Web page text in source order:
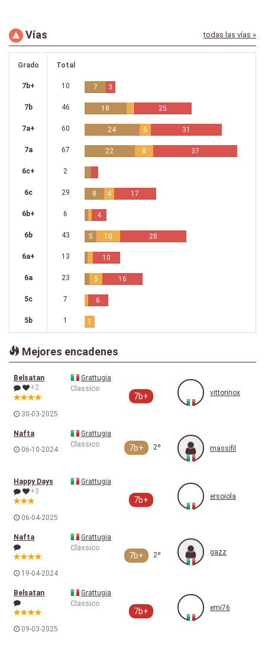
Vías todas las vías »
Grado Total
7b+ 10 7 3
7b 46 18 25
7a+ 60 24 5 31
7a 67 22 8 37
6c+ 2
6c 29 8 4 17
6b+ 6 4
6b 43 5 10 28
6a+ 13 10
6a 23 5 16
5c 7 6
5b 1 1
Mejores encadenes
Belsatan
+2
30-03-2025
Grattugia
Classico
7b+ vittorinox
Nafta
06-10-2024
Grattugia
Classico 7b+ 2º massifil
Happy Days
+3
06-04-2025
Grattugia
7b+ ersoiola
Nafta
19-04-2024
Grattugia
Classico
7b+ 2º gazz
Belsatan
09-03-2025
Grattugia
Classico
7b+ emi76